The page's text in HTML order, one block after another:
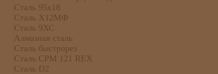
Сталь 95х18
Сталь Х12МФ
Сталь 9ХС
Алмазная сталь
Сталь быстрорез
Сталь CPM 121 REX
Сталь D2